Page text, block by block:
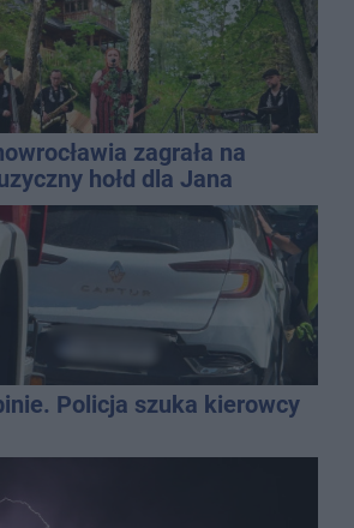
zagrała na
hołd dla Jana
Policja szuka kierowcy